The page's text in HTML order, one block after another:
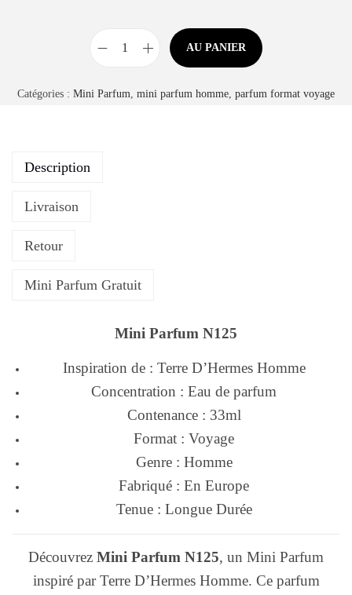
AU PANIER
Catégories : Mini Parfum, mini parfum homme, parfum format voyage
Description
Livraison
Retour
Mini Parfum Gratuit
Mini Parfum N125
Inspiration de : Terre D’Hermes Homme
Concentration : Eau de parfum
Contenance : 33ml
Format : Voyage
Genre : Homme
Fabriqué : En Europe
Tenue : Longue Durée
Découvrez Mini Parfum N125, un Mini Parfum
inspiré par Terre D’Hermes Homme. Ce parfum